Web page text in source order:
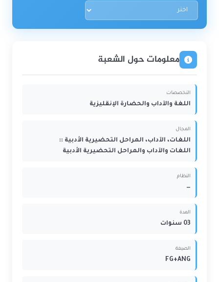
معلومات حول الشعبة
التخصصات
اللغة والآداب والحضارة الإنقليزية
المجال
اللغات، الآداب، المراحل التحضيرية الأدبية ::
اللغات والآداب والمراحل التحضيرية الأدبية
النظام
—
المدة
03 سنوات
الصيغة
FG+ANG